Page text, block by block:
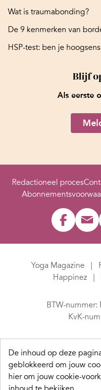
Wat is traumabonding?
De 9 kenmerken van
HSP-test: ben je
Blijf
Als eerste
Redactioneel proces
Yoga Magazine
Happinez
BTW-nummer:
KvK-
De inhoud op deze
geblokkeerd om jouw
hier om jouw cookie-